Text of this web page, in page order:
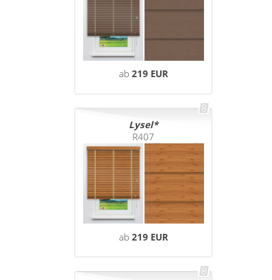
Konfigurator
Scheibengardinen
Sonnensegel
Outdoor-Plissees
Messanleitung
Gardinenschals
Schlaufenschals
Fensterbilder
Gardinenstange
Panneaux
ab 219 EUR
Lysel
R407
ab 219 EUR